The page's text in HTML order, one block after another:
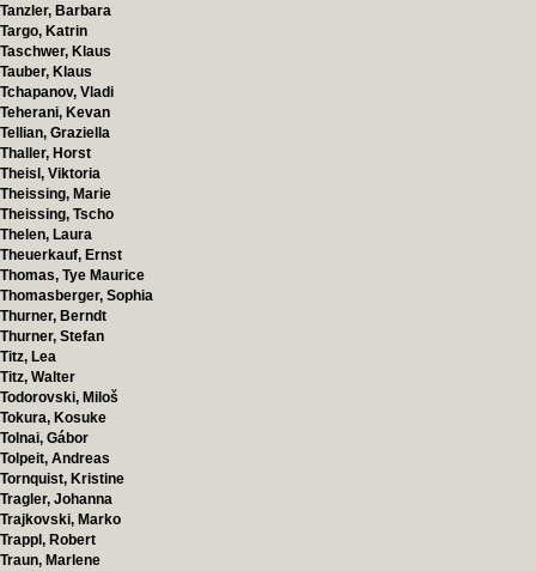
Tanzler, Barbara
Targo, Katrin
Taschwer, Klaus
Tauber, Klaus
Tchapanov, Vladi
Teherani, Kevan
Tellian, Graziella
Thaller, Horst
Theisl, Viktoria
Theissing, Marie
Theissing, Tscho
Thelen, Laura
Theuerkauf, Ernst
Thomas, Tye Maurice
Thomasberger, Sophia
Thurner, Berndt
Thurner, Stefan
Titz, Lea
Titz, Walter
Todorovski, Miloš
Tokura, Kosuke
Tolnai, Gábor
Tolpeit, Andreas
Tornquist, Kristine
Tragler, Johanna
Trajkovski, Marko
Trappl, Robert
Traun, Marlene